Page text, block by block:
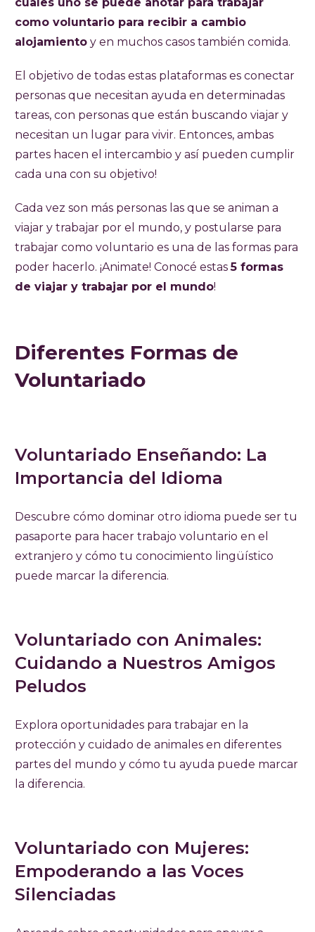
cuales uno se puede anotar para trabajar
como voluntario para recibir a cambio
alojamiento y en muchos casos también comida.
El objetivo de todas estas plataformas es conectar
personas que necesitan ayuda en determinadas
tareas, con personas que están buscando viajar y
necesitan un lugar para vivir. Entonces, ambas
partes hacen el intercambio y así pueden cumplir
cada una con su objetivo!
Cada vez son más personas las que se animan a
viajar y trabajar por el mundo, y postularse para
trabajar como voluntario es una de las formas para
poder hacerlo. ¡Animate! Conocé estas5 formas
de viajar y trabajar por el mundo!
Diferentes Formas de
Voluntariado
Voluntariado Enseñando: La
Importancia del Idioma
Descubre cómo dominar otro idioma puede ser tu
pasaporte para hacer trabajo voluntario en el
extranjero y cómo tu conocimiento lingüístico
puede marcar la diferencia.
Voluntariado con Animales:
Cuidando a Nuestros Amigos
Peludos
Explora oportunidades para trabajar en la
protección y cuidado de animales en diferentes
partes del mundo y cómo tu ayuda puede marcar
la diferencia.
Voluntariado con Mujeres:
Empoderando a las Voces
Silenciadas